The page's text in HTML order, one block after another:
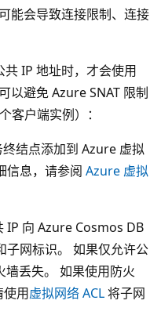
能会导致连接限制、连接
IP 地址时，才会使用
以避免 Azure SNAT 限制
客户端实例）：
结点添加到 Azure 虚拟
信息，请参阅 Azure 虚拟
IP 向 Azure Cosmos DB
子网标识。 如果仅允许公
丢失。 如果使用防火
用虚拟网络 ACL将子网